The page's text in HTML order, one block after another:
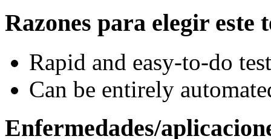
Razones para elegir este
Rapid and easy-to-do test
Can be entirely
Enfermedades/